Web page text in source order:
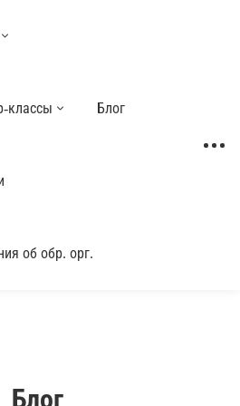
классы Блог
об обр. орг.
Блог